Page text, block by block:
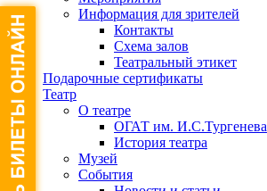
Информация для зрителей
Контакты
Схема залов
Театральный этикет
Подарочные сертификаты
Театр
О театре
ОГАТ им. И.С.Тургенева
История театра
Музей
События